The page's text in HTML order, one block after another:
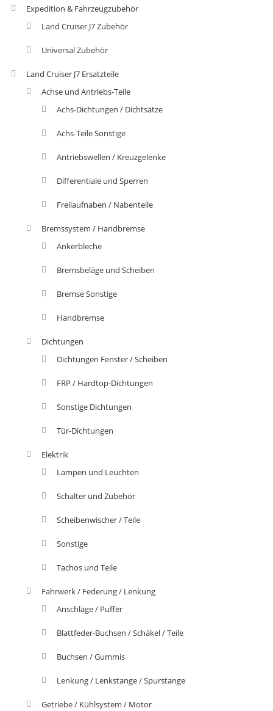
Expedition & Fahrzeugzubehör
Land Cruiser J7 Zubehör
Universal Zubehör
Land Cruiser J7 Ersatzteile
Achse und Antriebs-Teile
Achs-Dichtungen / Dichtsätze
Achs-Teile Sonstige
Antriebswellen / Kreuzgelenke
Differentiale und Sperren
Freilaufnaben / Nabenteile
Bremssystem / Handbremse
Ankerbleche
Bremsbeläge und Scheiben
Bremse Sonstige
Handbremse
Dichtungen
Dichtungen Fenster / Scheiben
FRP / Hardtop-Dichtungen
Sonstige Dichtungen
Tür-Dichtungen
Elektrik
Lampen und Leuchten
Schalter und Zubehör
Scheibenwischer / Teile
Sonstige
Tachos und Teile
Fahrwerk / Federung / Lenkung
Anschläge / Puffer
Blattfeder-Buchsen / Schäkel / Teile
Buchsen / Gummis
Lenkung / Lenkstange / Spurstange
Getriebe / Kühlsystem / Motor